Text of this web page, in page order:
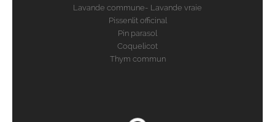
Lavande commune- Lavande vraie
Pissenlit officinal
Pin parasol
Coquelicot
Thym commun